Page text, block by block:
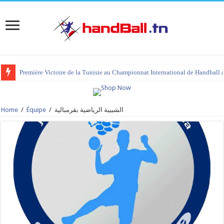
Première Victoire de la Tunisie au Championnat International de Handball
Home / Équipe / الشبيبة الرياضية بقرمبالية